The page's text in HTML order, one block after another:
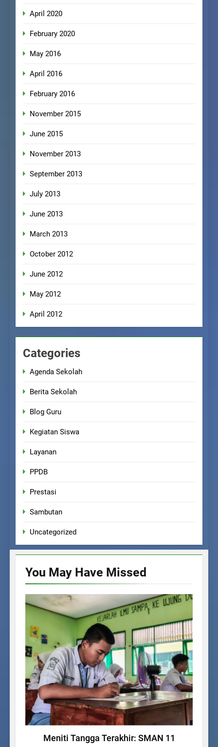
April 2020
February 2020
May 2016
April 2016
February 2016
November 2015
June 2015
November 2013
September 2013
July 2013
June 2013
March 2013
October 2012
June 2012
May 2012
April 2012
Categories
Agenda Sekolah
Berita Sekolah
Blog Guru
Kegiatan Siswa
Layanan
PPDB
Prestasi
Sambutan
Uncategorized
You May Have Missed
AGENDA SEKOLAH
Meniti Tangga Terakhir: SMAN 11